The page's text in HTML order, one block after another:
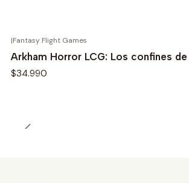
|Fantasy Flight Games
Arkham Horror LCG: Los confines
$34.990